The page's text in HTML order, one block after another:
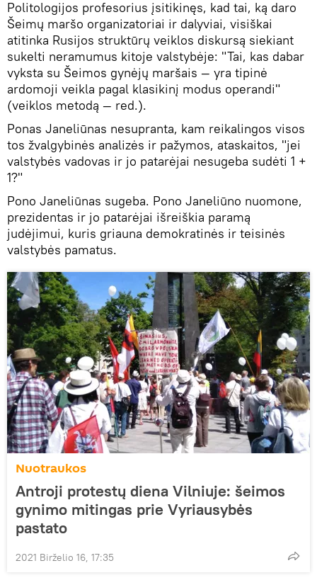
Politologijos profesorius įsitikinęs, kad tai, ką daro
Šeimų maršo organizatoriai ir dalyviai, visiškai
atitinka Rusijos struktūrų veiklos diskursą siekiant
sukelti neramumus kitoje valstybėje: "Tai, kas dabar
vyksta su Šeimos gynėjų maršais — yra tipinė
ardomoji veikla pagal klasikinį modus operandi"
(veiklos metodą — red.).
Ponas Janeliūnas nesupranta, kam reikalingos visos
tos žvalgybinės analizės ir pažymos, ataskaitos, "jei
valstybės vadovas ir jo patarėjai nesugeba sudėti 1 +
1?"
Pono Janeliūnas sugeba. Pono Janeliūno nuomone,
prezidentas ir jo patarėjai išreiškia paramą
judėjimui, kuris griauna demokratinės ir teisinės
valstybės pamatus.
Nuotraukos
Antroji protestų diena Vilniuje: šeimos
gynimo mitingas prie Vyriausybės
pastato
2021 Birželio 16, 17:35